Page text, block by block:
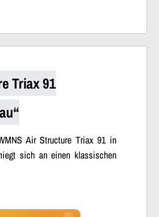
Triax 91
Air Structure Triax 91 in
sich an einen klassischen